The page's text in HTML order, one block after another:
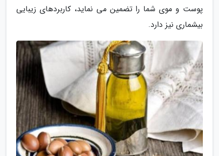
پوست و موی شما را تضمین می نماید، کاربردهای زیبایی
بیشماری نیز دارد.